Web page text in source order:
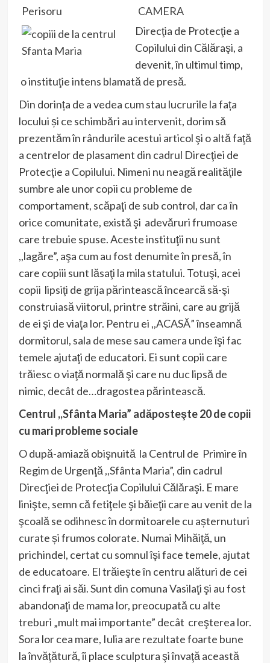
Direcţia de Protecţie a
Copilului din Călăraşi, a
devenit, în ultimul timp,
o instituţie intens blamată de presă.
Din dorința de a vedea cum stau lucrurile la fața
locului și ce schimbări au intervenit, dorim să
prezentăm în rândurile acestui articol şi o altă faţă
a centrelor de plasament din cadrul Direcţiei de
Protecţie a Copilului. Nimeni nu neagă realităţile
sumbre ale unor copii cu probleme de
comportament, scăpaţi de sub control, dar ca în
orice comunitate, există şi adevăruri frumoase
care trebuie spuse. Aceste instituţii nu sunt
,,lagăre”, aşa cum au fost denumite în presă, în
care copiii sunt lăsaţi la mila statului. Totuşi, acei
copii lipsiţi de grija părintească încearcă să-şi
construiasă viitorul, printre străini, care au grijă
de ei şi de viaţa lor. Pentru ei ,,ACASĂ” înseamnă
dormitorul, sala de mese sau camera unde îşi fac
temele ajutaţi de educatori. Ei sunt copii care
trăiesc o viaţă normală şi care nu duc lipsă de
nimic, decât de…dragostea părintească.
Centrul ,,Sfânta Maria” adăposteşte 20 de copii
cu mari probleme sociale
O după-amiază obişnuită la Centrul de Primire în
Regim de Urgenţă ,,Sfânta Maria”, din cadrul
Direcţiei de Protecţia Copilului Călăraşi. E mare
linişte, semn că fetiţele şi băieţii care au venit de la
şcoală se odihnesc în dormitoarele cu așternuturi
curate și frumos colorate. Numai Mihăiţă, un
prichindel, certat cu somnul îşi face temele, ajutat
de educatoare. El trăieşte în centru alături de cei
cinci fraţi ai săi. Sunt din comuna Vasilaţi şi au fost
abandonaţi de mama lor, preocupată cu alte
treburi „mult mai importante” decât creşterea lor.
Sora lor cea mare, Iulia are rezultate foarte bune
la învăţătură, îi place sculptura şi învaţă această